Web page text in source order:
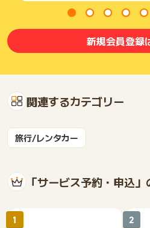
新規会員登録
関連するカテゴリー
旅行/レンタカー
「サービス予約・申込
1 2